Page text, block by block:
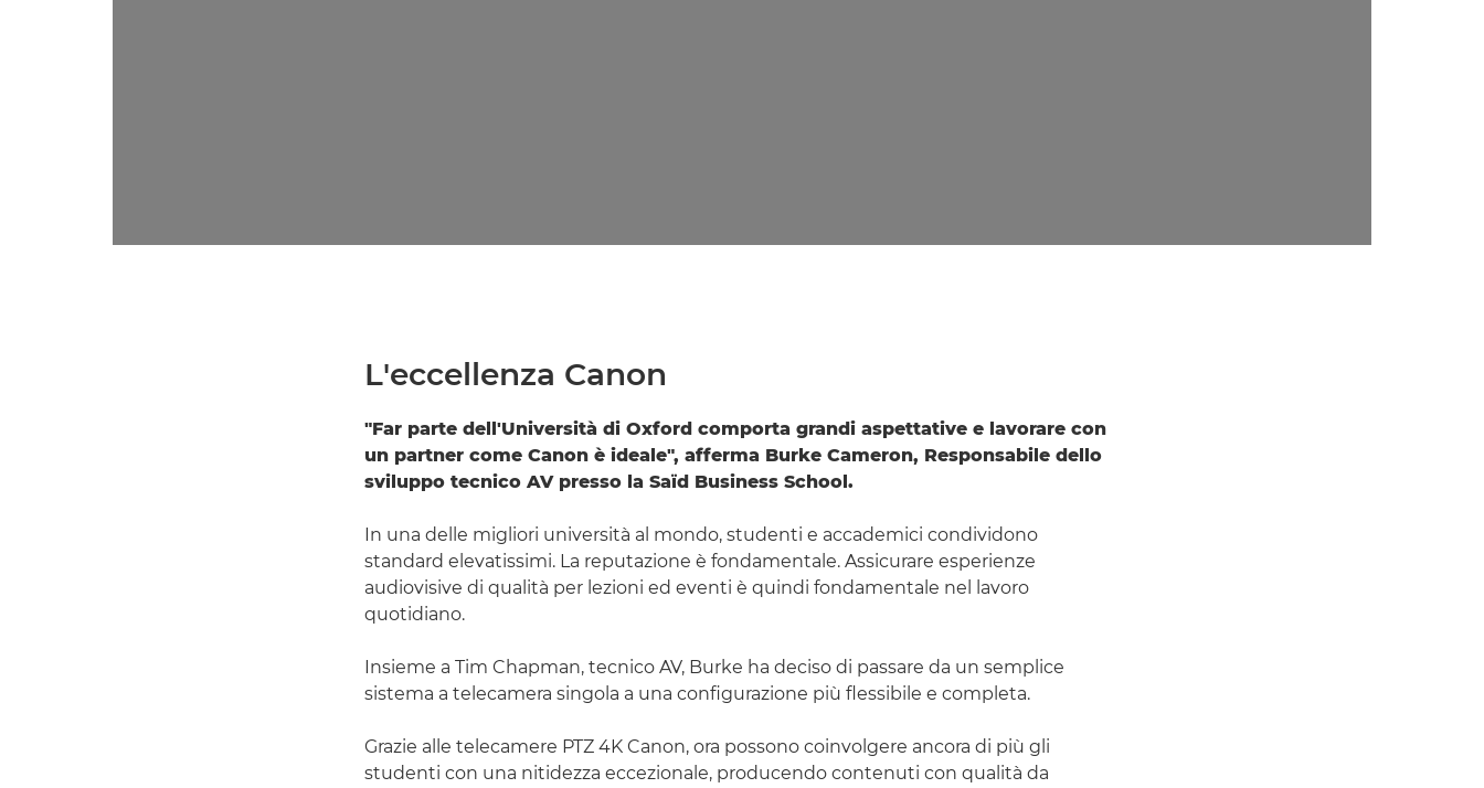
L'eccellenza Canon
"Far parte dell'Università di Oxford comporta grandi aspettative e lavorare con
un partner come Canon è ideale", afferma Burke Cameron, Responsabile dello
sviluppo tecnico AV presso la Saïd Business School.
In una delle migliori università al mondo, studenti e accademici condividono
standard elevatissimi. La reputazione è fondamentale. Assicurare esperienze
audiovisive di qualità per lezioni ed eventi è quindi fondamentale nel lavoro
quotidiano.
Insieme a Tim Chapman, tecnico AV, Burke ha deciso di passare da un semplice
sistema a telecamera singola a una configurazione più flessibile e completa.
Grazie alle telecamere PTZ 4K Canon, ora possono coinvolgere ancora di più gli
studenti con una nitidezza eccezionale, producendo contenuti con qualità da